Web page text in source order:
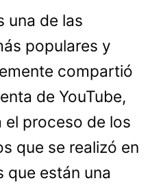
una de las
populares y
compartió
de YouTube,
el proceso de los
que se realizó en
que están una